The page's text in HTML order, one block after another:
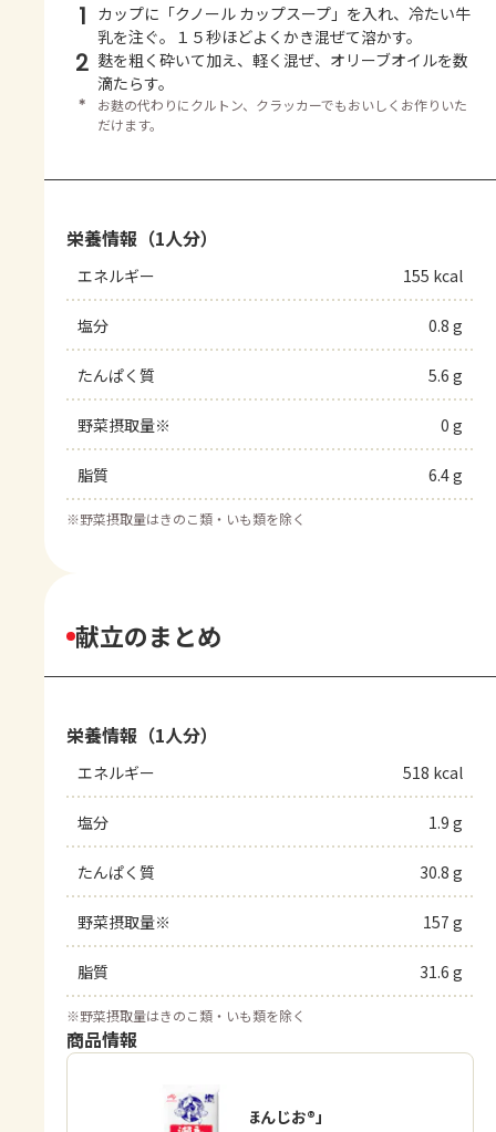
1 カップに「クノール カップスープ」を入れ、冷たい牛
乳を注ぐ。１５秒ほどよくかき混ぜて溶かす。
2 麩を粗く砕いて加え、軽く混ぜ、オリーブオイルを数
滴たらす。
＊
お麩の代わりにクルトン、クラッカーでもおいしくお作りいた
だけます。
栄養情報（1人分）
エネルギー 155 kcal
塩分 0.8 g
たんぱく質 5.6 g
野菜摂取量※ 0 g
脂質 6.4 g
※野菜摂取量はきのこ類・いも類を除く
献立のまとめ
栄養情報（1人分）
エネルギー 518 kcal
塩分 1.9 g
たんぱく質 30.8 g
野菜摂取量※ 157 g
脂質 31.6 g
※野菜摂取量はきのこ類・いも類を除く
商品情報
「瀬戸のほんじお®」